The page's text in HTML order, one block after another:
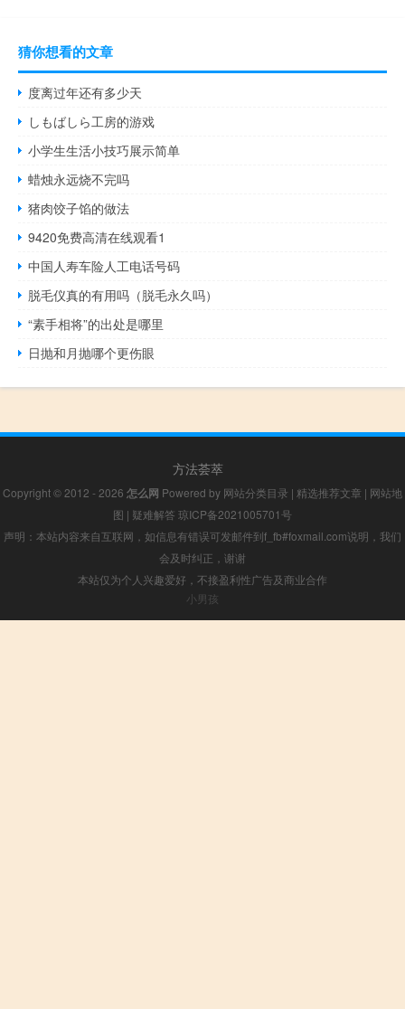
猜你想看的文章
度离过年还有多少天
しもばしら工房的游戏
小学生生活小技巧展示简单
蜡烛永远烧不完吗
猪肉饺子馅的做法
9420免费高清在线观看1
中国人寿车险人工电话号码
脱毛仪真的有用吗（脱毛永久吗）
“素手相将”的出处是哪里
日抛和月抛哪个更伤眼
方法荟萃
Copyright © 2012 - 2026 怎么网 Powered by 网站分类目录 | 精选推荐文章 | 网站地
图 | 疑难解答 琼ICP备2021005701号
声明：本站内容来自互联网，如信息有错误可发邮件到f_fb#foxmail.com说明，我们
会及时纠正，谢谢
本站仅为个人兴趣爱好，不接盈利性广告及商业合作
小男孩